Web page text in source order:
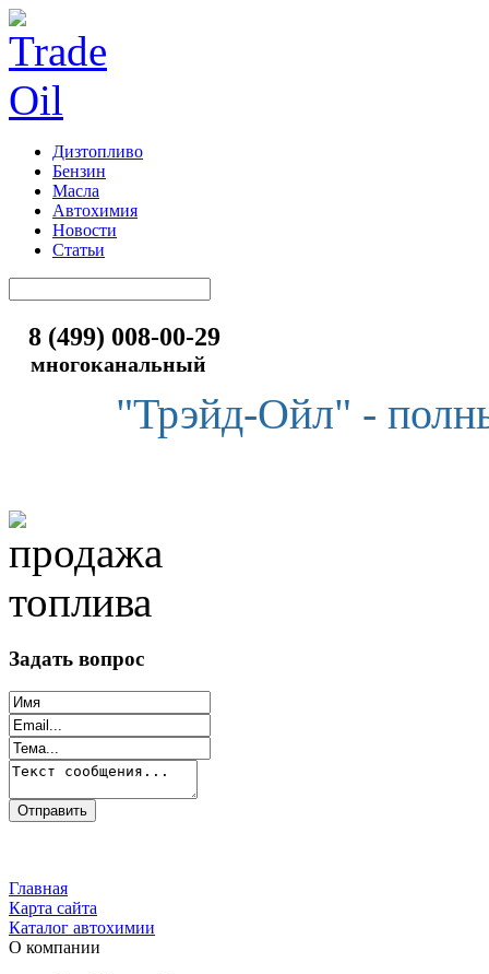
Дизтопливо
Бензин
Масла
Автохимия
Новости
Статьи
8 (499) 008-00-29
многоканальный
"Трэйд-Ойл" -
Задать вопрос
Главная
Карта сайта
Каталог автохимии
О компании